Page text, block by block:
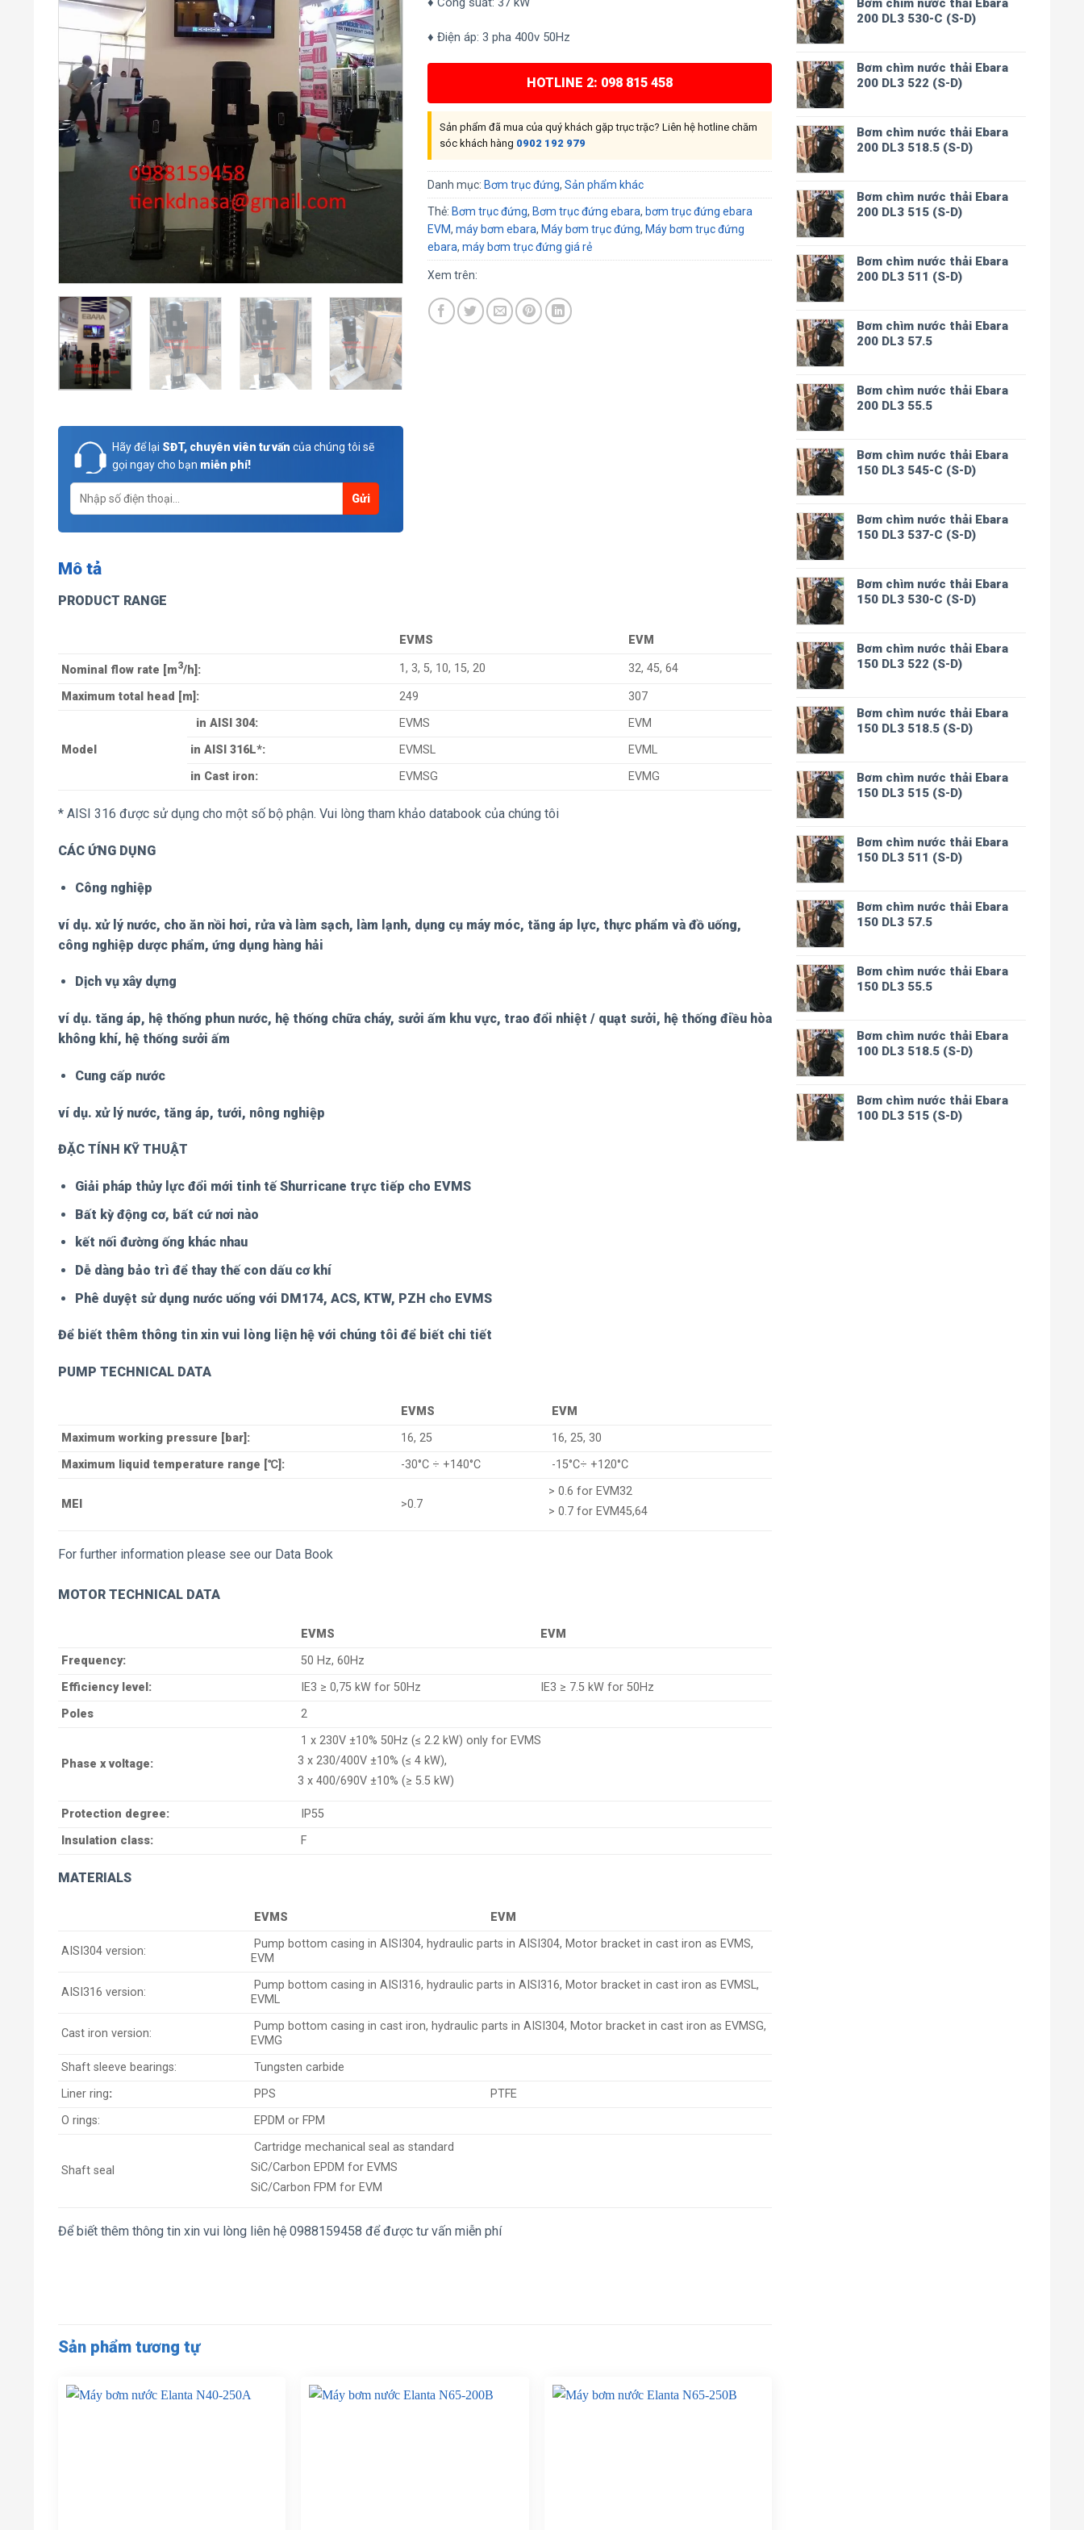
Bơm chìm nước thải Ebara
200 DL3 530-C (S-D)
Bơm chìm nước thải Ebara
200 DL3 522 (S-D)
Bơm chìm nước thải Ebara
200 DL3 518.5 (S-D)
Bơm chìm nước thải Ebara
200 DL3 515 (S-D)
Bơm chìm nước thải Ebara
200 DL3 511 (S-D)
Bơm chìm nước thải Ebara
200 DL3 57.5
Bơm chìm nước thải Ebara
200 DL3 55.5
Bơm chìm nước thải Ebara
150 DL3 545-C (S-D)
Bơm chìm nước thải Ebara
150 DL3 537-C (S-D)
Bơm chìm nước thải Ebara
150 DL3 530-C (S-D)
Bơm chìm nước thải Ebara
150 DL3 522 (S-D)
Bơm chìm nước thải Ebara
150 DL3 518.5 (S-D)
Bơm chìm nước thải Ebara
150 DL3 515 (S-D)
Bơm chìm nước thải Ebara
150 DL3 511 (S-D)
Bơm chìm nước thải Ebara
150 DL3 57.5
Bơm chìm nước thải Ebara
150 DL3 55.5
Bơm chìm nước thải Ebara
100 DL3 518.5 (S-D)
Bơm chìm nước thải Ebara
100 DL3 515 (S-D)
Hãy để lại SĐT, chuyên viên tư vấn của chúng tôi sẽ
gọi ngay cho bạn miễn phí!
♦ Điện áp: 3 pha 400v 50Hz
HOTLINE 2: 098 815 458
Sản phẩm đã mua của quý khách gặp trục trặc? Liên hệ hotline chăm
sóc khách hàng 0902 192 979
Danh mục: Bơm trục đứng, Sản phẩm khác
Thẻ: Bơm trục đứng, Bơm trục đứng ebara, bơm trục đứng ebara
EVM, máy bơm ebara, Máy bơm trục đứng, Máy bơm trục đứng
ebara, máy bơm trục đứng giá rẻ
Xem trên:
Mô tả
PRODUCT RANGE
EVMS EVM
Nominal flow rate [m3/h]: 1, 3, 5, 10, 15, 20 32, 45, 64
Maximum total head [m]: 249 307
Model
in AISI 304: EVMS
EVM
in AISI 316L*:
EVMSL
EVML
in Cast iron:
EVMSG EVMG
* AISI 316 được sử dụng cho một số bộ phận. Vui lòng tham khảo databook của chúng tôi
CÁC ỨNG DỤNG
Công nghiệp
ví dụ. xử lý nước, cho ăn nồi hơi, rửa và làm sạch, làm lạnh, dụng cụ máy móc, tăng áp lực, thực phẩm và đồ uống,
công nghiệp dược phẩm, ứng dụng hàng hải
Dịch vụ xây dựng
ví dụ. tăng áp, hệ thống phun nước, hệ thống chữa cháy, sưởi ấm khu vực, trao đổi nhiệt / quạt sưởi, hệ thống điều hòa
không khí, hệ thống sưởi ấm
Cung cấp nước
ví dụ. xử lý nước, tăng áp, tưới, nông nghiệp
ĐẶC TÍNH KỸ THUẬT
Giải pháp thủy lực đổi mới tinh tế Shurricane trực tiếp cho EVMS
Bất kỳ động cơ, bất cứ nơi nào
kết nối đường ống khác nhau
Dễ dàng bảo trì để thay thế con dấu cơ khí
Phê duyệt sử dụng nước uống với DM174, ACS, KTW, PZH cho EVMS
Để biết thêm thông tin xin vui lòng liện hệ với chúng tôi để biết chi tiết
PUMP TECHNICAL DATA
EVMS
EVM
Maximum working pressure [bar]:
16, 25
16, 25, 30
Maximum liquid temperature range [℃]:
-30°C ÷ +140°C -15°C÷ +120°C
MEI >0.7
> 0.6 for EVM32
> 0.7 for EVM45,64
For further information please see our Data Book
MOTOR TECHNICAL DATA
EVMS
EVM
Frequency:
50 Hz, 60Hz
Efficiency level:
IE3 ≥ 0,75 kW for 50Hz
IE3 ≥ 7.5 kW for 50Hz
Poles
2
Phase x voltage:
1 x 230V ±10% 50Hz (≤ 2.2 kW) only for EVMS
3 x 230/400V ±10% (≤ 4 kW),
3 x 400/690V ±10% (≥ 5.5 kW)
Protection degree:
IP55
Insulation class:
F
MATERIALS
EVMS EVM
AISI304 version:
Pump bottom casing in AISI304, hydraulic parts in AISI304, Motor bracket in cast iron as EVMS,
EVM
AISI316 version:
Pump bottom casing in AISI316, hydraulic parts in AISI316, Motor bracket in cast iron as EVMSL,
EVML
Cast iron version:
Pump bottom casing in cast iron, hydraulic parts in AISI304, Motor bracket in cast iron as EVMSG,
EVMG
Shaft sleeve bearings:
Tungsten carbide
Liner ring: PPS
PTFE
O rings:
EPDM or FPM
Shaft seal
Cartridge mechanical seal as standard
SiC/Carbon EPDM for EVMS
SiC/Carbon FPM for EVM
Để biết thêm thông tin xin vui lòng liên hệ 0988159458 để được tư vấn miễn phí
Sản phẩm tương tự